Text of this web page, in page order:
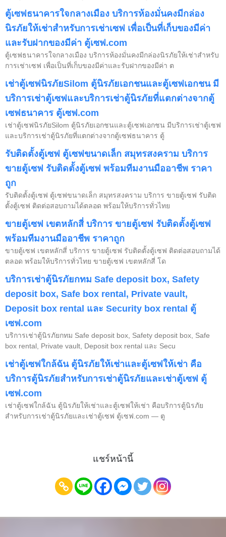
ตู้เซฟธนาคารใจกลางเมือง บริการห้องมั่นคงมีกล่อง
นิรภัยให้เช่าสำหรับการเช่าเซฟ เพื่อเป็นที่เก็บของมีค่า
และรับฝากของมีค่า ตู้เซฟ.com
ตู้เซฟธนาคารใจกลางเมือง บริการห้องมั่นคงมีกล่องนิรภัยให้เช่าสำหรับ
การเช่าเซฟ เพื่อเป็นที่เก็บของมีค่าและรับฝากของมีค่า ต
เช่าตู้เซฟนิรภัยSilom ตู้นิรภัยเอกชนและตู้เซฟเอกชน มี
บริการเช่าตู้เซฟและบริการเช่าตู้นิรภัยที่แตกต่างจากตู้
เซฟธนาคาร ตู้เซฟ.com
เช่าตู้เซฟนิรภัยSilom ตู้นิรภัยเอกชนและตู้เซฟเอกชน มีบริการเช่าตู้เซฟ
และบริการเช่าตู้นิรภัยที่แตกต่างจากตู้เซฟธนาคาร ตู้
รับติดตั้งตู้เซฟ ตู้เซฟขนาดเล็ก สมุทรสงคราม บริการ
ขายตู้เซฟ รับติดตั้งตู้เซฟ พร้อมทีมงานมืออาชีพ ราคา
ถูก
รับติดตั้งตู้เซฟ ตู้เซฟขนาดเล็ก สมุทรสงคราม บริการ ขายตู้เซฟ รับติด
ตั้งตู้เซฟ ติดต่อสอบถามได้ตลอด พร้อมให้บริการทั่วไทย
ขายตู้เซฟ เขตหลักสี่ บริการ ขายตู้เซฟ รับติดตั้งตู้เซฟ
พร้อมทีมงานมืออาชีพ ราคาถูก
ขายตู้เซฟ เขตหลักสี่ บริการ ขายตู้เซฟ รับติดตั้งตู้เซฟ ติดต่อสอบถามได้
ตลอด พร้อมให้บริการทั่วไทย ขายตู้เซฟ เขตหลักสี่ โด
บริการเช่าตู้นิรภัยกทม Safe deposit box, Safety
deposit box, Safe box rental, Private vault,
Deposit box rental และ Security box rental ตู้
เซฟ.com
บริการเช่าตู้นิรภัยกทม Safe deposit box, Safety deposit box, Safe
box rental, Private vault, Deposit box rental และ Secu
เช่าตู้เซฟใกล้ฉัน ตู้นิรภัยให้เช่าและตู้เซฟให้เช่า คือ
บริการตู้นิรภัยสำหรับการเช่าตู้นิรภัยและเช่าตู้เซฟ ตู้
เซฟ.com
เช่าตู้เซฟใกล้ฉัน ตู้นิรภัยให้เช่าและตู้เซฟให้เช่า คือบริการตู้นิรภัย
สำหรับการเช่าตู้นิรภัยและเช่าตู้เซฟ ตู้เซฟ.com — ตู
แชร์หน้านี้